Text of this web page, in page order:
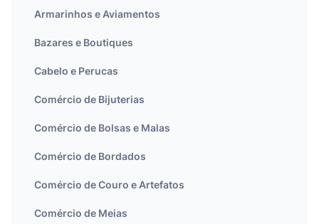
Armarinhos e Aviamentos
Bazares e Boutiques
Cabelo e Perucas
Comércio de Bijuterias
Comércio de Bolsas e Malas
Comércio de Bordados
Comércio de Couro e Artefatos
Comércio de Meias